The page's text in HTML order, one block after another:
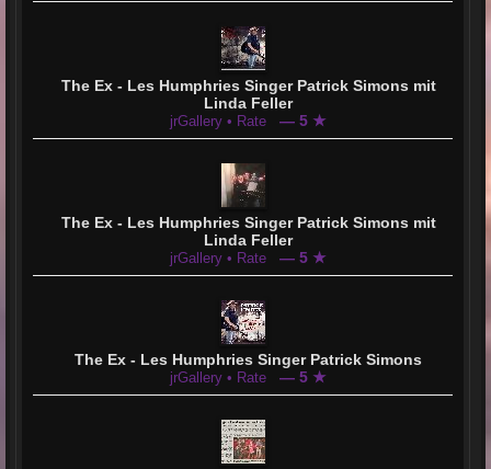
The Ex - Les Humphries Singer Patrick Simons mit
Linda Feller
jrGallery • Rate — 5 ★
The Ex - Les Humphries Singer Patrick Simons mit
Linda Feller
jrGallery • Rate — 5 ★
The Ex - Les Humphries Singer Patrick Simons
jrGallery • Rate — 5 ★